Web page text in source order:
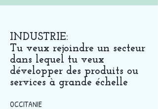
INDUSTRIE:
Tu veux rejoindre un secteur
dans lequel tu veux
développer des produits ou
services à grande échelle
OCCITANIE